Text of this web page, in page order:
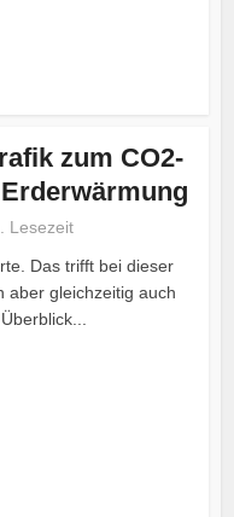
zum CO2-
Lesezeit
Das trifft bei dieser
aber gleichzeitig auch